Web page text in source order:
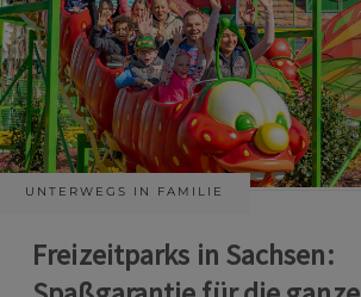
UNTERWEGS IN FAMILIE
Freizeitparks in Sachsen: